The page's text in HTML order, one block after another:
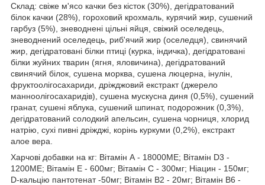
Склад: свіже м'ясо качки без кісток (30%), дегідратований
білок качки (28%), гороховий крохмаль, курячий жир, сушений
гарбуз (5%), зневоднені цільні яйця, свіжий оселедець,
зневоднений оселедець, риб'ячий жир (оселедця), свинячий
жир, дегідратовані білки птиці (курка, індичка), дегідратовані
білки жуйних тварин (ягня, яловичина), дегідратований
свинячий білок, сушена морква, сушена люцерна, інулін,
фруктоолігосахариди, дріжджовий екстракт (джерело
манноолігосахаридів), сушена мускусна диня (0,5%), сушений
гранат, сушені яблука, сушений шпинат, подорожник (0,3%),
дегідратований солодкий апельсин, сушена чорниця, хлорид
натрію, сухі пивні дріжджі, корінь куркуми (0,2%), екстракт
алое вера.
Харчові добавки на кг: Вітамін А - 18000МЕ; Вітамін D3 -
1200МЕ; Вітамін Е - 600мг; Вітамін С - 300мг; Ніацин - 150мг;
D-кальцію пантотенат -50мг; Вітамін В2 - 20мг; Вітамін В6 -